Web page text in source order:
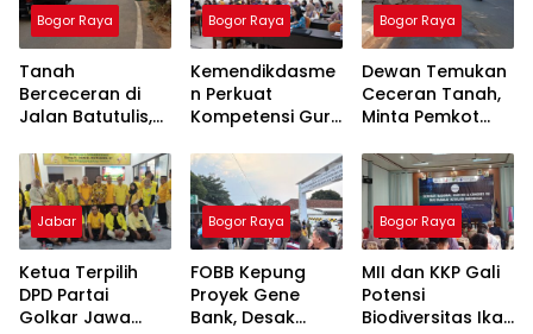
Bogor Raya
Tanah
Berceceran di
Jalan Batutulis,
Teguran Tertulis
Pada Kontraktor
Bogor Raya
Kemendikdasme
n Perkuat
Kompetensi Guru
Lalubi Untuk
Apresiasi ABK
Bogor Raya
Dewan Temukan
Ceceran Tanah,
Minta Pemkot
Trase Baru
Batutulis
Jabar
Ketua Terpilih
DPD Partai
Golkar Jawa
Bogor Raya
FOBB Kepung
Proyek Gene
Bank, Desak
Bogor Raya
MII dan KKP Gali
Potensi
Biodiversitas Ikan